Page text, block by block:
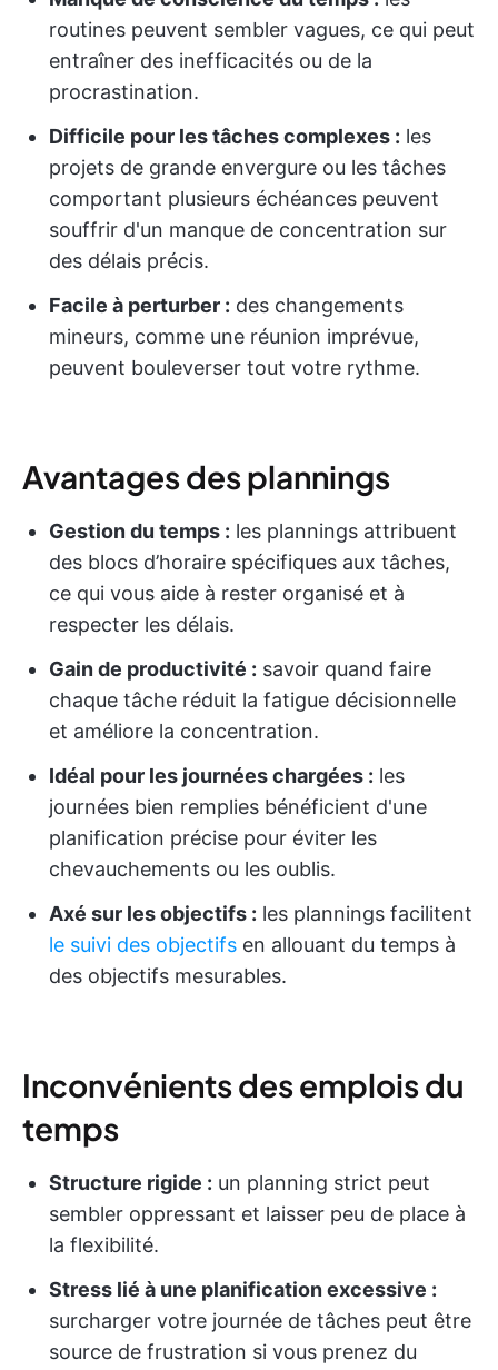
routines peuvent sembler vagues, ce qui peut
entraîner des inefficacités ou de la
procrastination.
Difficile pour les tâches complexes : les
projets de grande envergure ou les tâches
comportant plusieurs échéances peuvent
souffrir d'un manque de concentration sur
des délais précis.
Facile à perturber : des changements
mineurs, comme une réunion imprévue,
peuvent bouleverser tout votre rythme.
Avantages des plannings
Gestion du temps : les plannings attribuent
des blocs d’horaire spécifiques aux tâches,
ce qui vous aide à rester organisé et à
respecter les délais.
Gain de productivité : savoir quand faire
chaque tâche réduit la fatigue décisionnelle
et améliore la concentration.
Idéal pour les journées chargées : les
journées bien remplies bénéficient d'une
planification précise pour éviter les
chevauchements ou les oublis.
Axé sur les objectifs : les plannings facilitent
le suivi des objectifs en allouant du temps à
des objectifs mesurables.
Inconvénients des emplois du
temps
Structure rigide : un planning strict peut
sembler oppressant et laisser peu de place à
la flexibilité.
Stress lié à une planification excessive :
surcharger votre journée de tâches peut être
source de frustration si vous prenez du